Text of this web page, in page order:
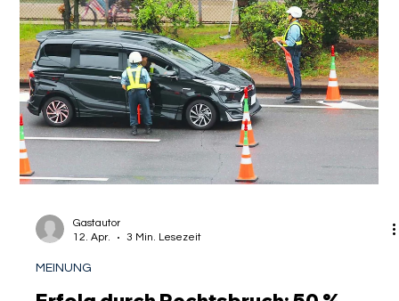
VERWALTUNG UND BEHÖRDEN
#Behördenperspektive: Katrin
Boufflé (Ausländerbehörde
Potsdam) sieht Personalmangel als
größtes Problem der
Ausländerbehörden
In der Serie “Perspektive der Ausländerbehörde (
Wort kommen. Denn oftmals herrscht im Migrationsrecht die
Auffassung, dass Behörden rechtswidrig und fehlerhaft
Vorurteilen oder schlecht wegen Willkür. In der Praxis